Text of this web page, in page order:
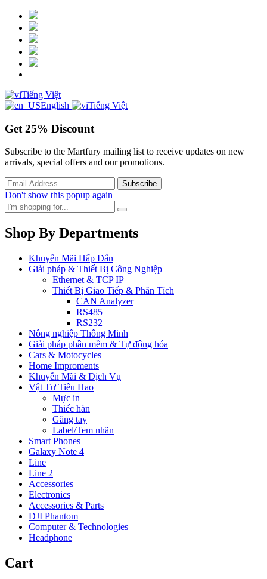
Tiếng Việt
English
Tiếng Việt
Get 25% Discount
Subscribe to the Martfury mailing list to receive updates on new
arrivals, special offers and our promotions.
Don't show this popup again
Shop By Departments
Khuyến Mãi Hấp Dẫn
Giải pháp & Thiết Bị Công Nghiệp
Ethernet & TCP IP
Thiết Bị Giao Tiếp & Phân Tích
CAN Analyzer
RS485
RS232
Nông nghiệp Thông Minh
Giải pháp phần mềm & Tự động hóa
Cars & Motocycles
Home Improments
Khuyến Mãi & Dịch Vụ
Vật Tư Tiêu Hao
Mực in
Thiếc hàn
Găng tay
Label/Tem nhãn
Smart Phones
Galaxy Note 4
Line
Line 2
Accessories
Electronics
Accessories & Parts
DJI Phantom
Computer & Technologies
Headphone
Cart